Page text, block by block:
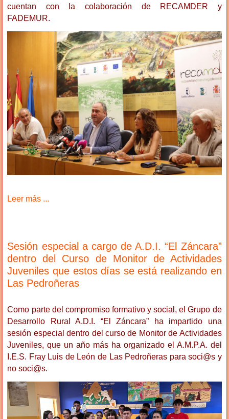
cuentan con la colaboración de RECAMDER y
FADEMUR.
Leer más ...
Sesión especial a cargo de A.D.I. “El Záncara”
dentro del Curso de Monitor de Actividades
Juveniles que estos días se está realizando en
Las Pedroñeras
Como parte del compromiso formativo y social, el Grupo de
Desarrollo Rural A.D.I. “El Záncara” ha impartido una
sesión especial dentro del curso de Monitor de Actividades
Juveniles, que un año más ha organizado el A.M.P.A. del
I.E.S. Fray Luis de León de Las Pedroñeras para soci@s y
no soci@s.